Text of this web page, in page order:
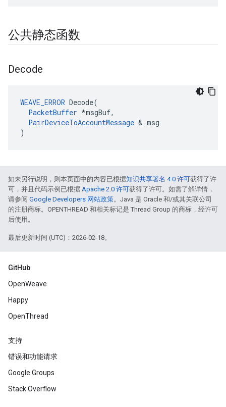
公共静态函数
Decode
WEAVE_ERROR Decode(
PacketBuffer *msgBuf,
PairDeviceToAccountMessage & msg
)
如未另行说明，则本页面中的内容已根据知识共享署名 4.0 许可获得了许
可，并且代码示例已根据 Apache 2.0 许可获得了许可。如需了解详情，
请参阅 Google Developers 网站政策。Java 是 Oracle 和/或其关联公司
的注册商标。OPENTHREAD 和相关标记是 Thread Group 的商标，经许可
后使用。
最后更新时间 (UTC)：2026-02-18。
GitHub
OpenWeave
Happy
OpenThread
支持
错误和功能请求
Google Groups
Stack Overflow